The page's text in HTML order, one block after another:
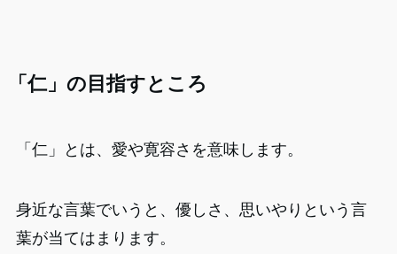
「仁」の目指すところ
「仁」とは、愛や寛容さを意味します。
身近な言葉でいうと、優しさ、思いやりという言
葉が当てはまります。